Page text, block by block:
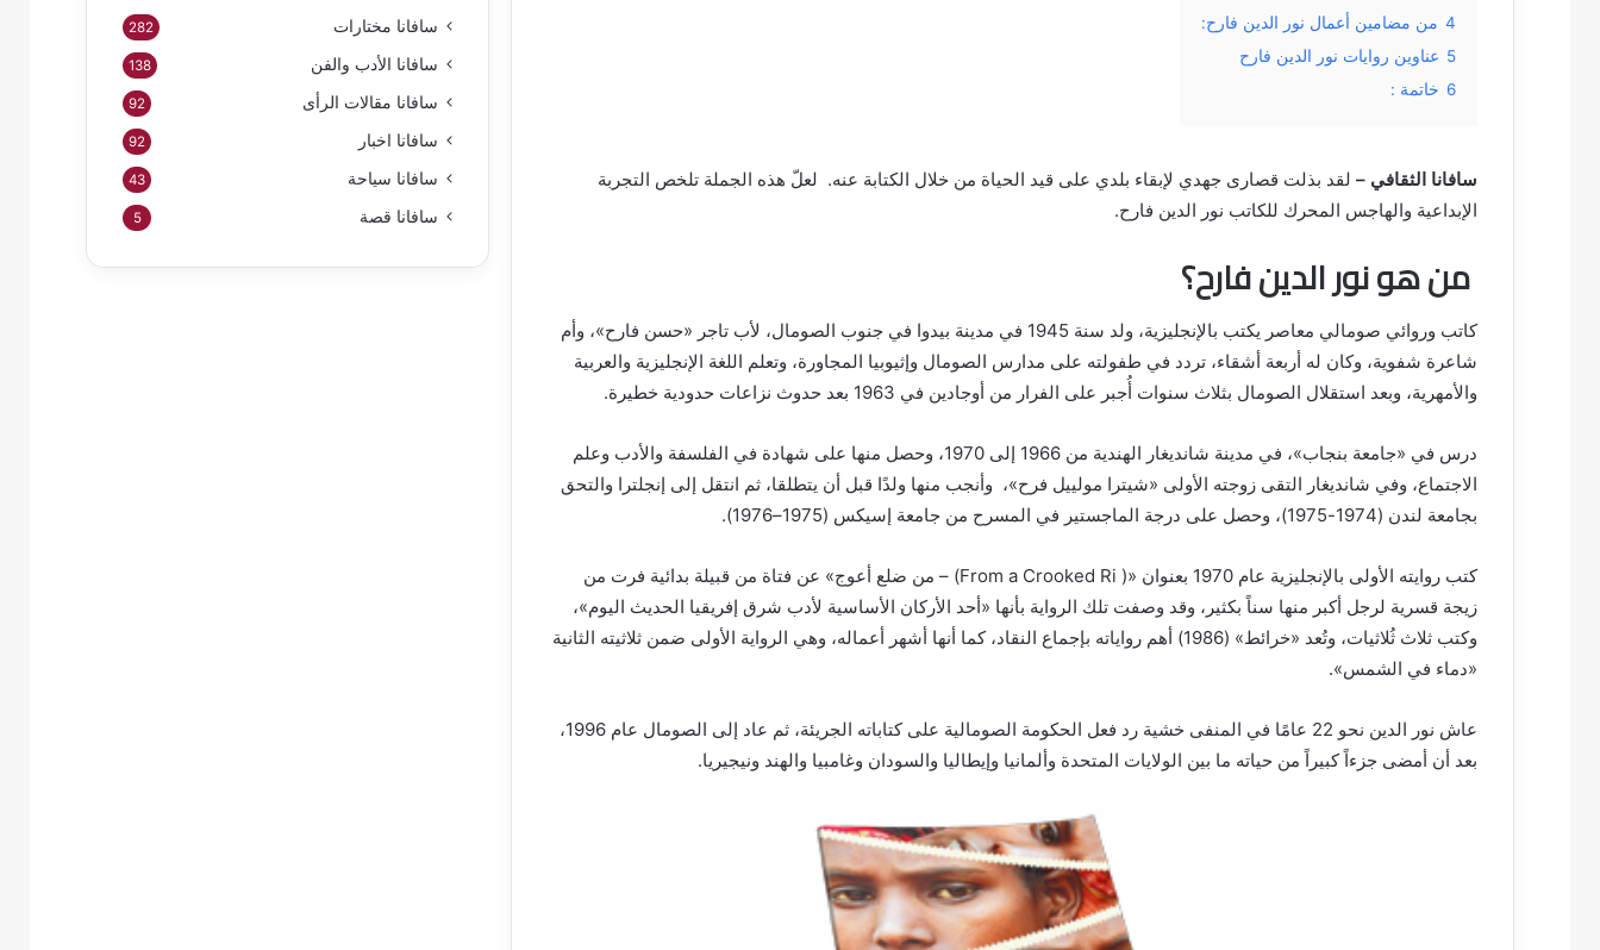
4 من مضامين أعمال نور الدين فارح:
5 عناوين روايات نور الدين فارح
6 خاتمة :
سافانا الثقافي – لقد بذلت قصارى جهدي لإبقاء بلدي على قيد الحياة من خلال الكتابة عنه. لعلّ هذه الجملة تلخص التجربة
الإبداعية والهاجس المحرك للكاتب نور الدين فارح.
من هو نور الدين فارح؟
كاتب وروائي صومالي معاصر يكتب بالإنجليزية، ولد سنة 1945 في مدينة بيدوا في جنوب الصومال، لأب تاجر «حسن فارح»، وأم
شاعرة شفوية، وكان له أربعة أشقاء، تردد في طفولته على مدارس الصومال وإثيوبيا المجاورة، وتعلم اللغة الإنجليزية والعربية
والأمهرية، وبعد استقلال الصومال بثلاث سنوات أُجبر على الفرار من أوجادين في 1963 بعد حدوث نزاعات حدودية خطيرة.
درس في «جامعة بنجاب»، في مدينة شانديغار الهندية من 1966 إلى 1970، وحصل منها على شهادة في الفلسفة والأدب وعلم
الاجتماع، وفي شانديغار التقى زوجته الأولى «شيترا مولييل فرح»، وأنجب منها ولدًا قبل أن يتطلقا، ثم انتقل إلى إنجلترا والتحق
بجامعة لندن (1974-1975)، وحصل على درجة الماجستير في المسرح من جامعة إسيكس (1975–1976).
كتب روايته الأولى بالإنجليزية عام 1970 بعنوان «( From a Crooked Ri)‏ – من ضلع أعوج» عن فتاة من قبيلة بدائية فرت من
زيجة قسرية لرجل أكبر منها سناً بكثير، وقد وصفت تلك الرواية بأنها «أحد الأركان الأساسية لأدب شرق إفريقيا الحديث اليوم»،
وكتب ثلاث ثُلاثيات، وتُعد «خرائط» (1986) أهم رواياته بإجماع النقاد، كما أنها أشهر أعماله، وهي الرواية الأولى ضمن ثلاثيته الثانية
«دماء في الشمس».
عاش نور الدين نحو 22 عامًا في المنفى خشية رد فعل الحكومة الصومالية على كتاباته الجريئة، ثم عاد إلى الصومال عام 1996،
بعد أن أمضى جزءاً كبيراً من حياته ما بين الولايات المتحدة وألمانيا وإيطاليا والسودان وغامبيا والهند ونيجيريا.
سافانا مختارات 282
سافانا الأدب والفن 138
سافانا مقالات الرأى 92
سافانا اخبار 92
سافانا سياحة 43
سافانا قصة 5